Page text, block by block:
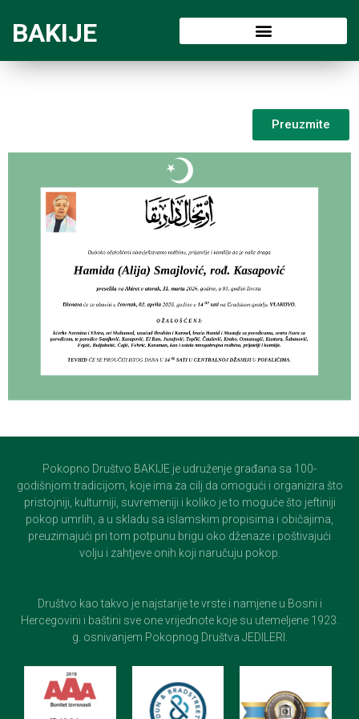
BAKIJE
Preuzmite
Pokopno Društvo BAKIJE je udruženje građana sa 100-
godišnjom tradicijom, koje ima za cilj da omogući i organizira što
pristojniji, kulturniji, suvremeniji i koliko je to moguće što jeftiniji
pokop umrlih, a u skladu sa islamskim propisima i običajima,
preuzimajući pri tom potpunu brigu oko dženaze i poštivajući
volju i zahtjeve onih koji naručuju pokop.
Društvo kao takvo je najstarije te vrste i namjene u Bosni i
Hercegovini i baštini sve one vrijednote koje su utemeljene 1923.
g. osnivanjem Pokopnog Društva JEDILERI.